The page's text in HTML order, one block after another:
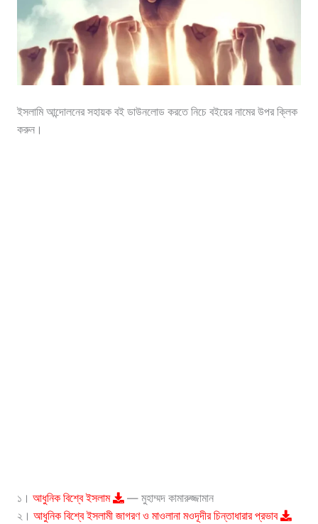
ইসলামি আন্দোলনের সহায়ক বই ডাউনলোড করতে নিচে বইয়ের নামের উপর ক্লিক
করুন।
১। আধুনিক বিশ্বে ইসলাম
— মুহাম্মদ কামারুজ্জামান
২। আধুনিক বিশ্বে ইসলামী জাগরণ ও মাওলানা মওদূদীর চিন্তাধারার প্রভাব